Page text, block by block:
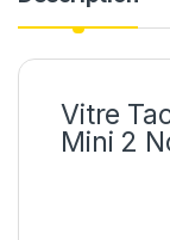
Vitre
Mini 2